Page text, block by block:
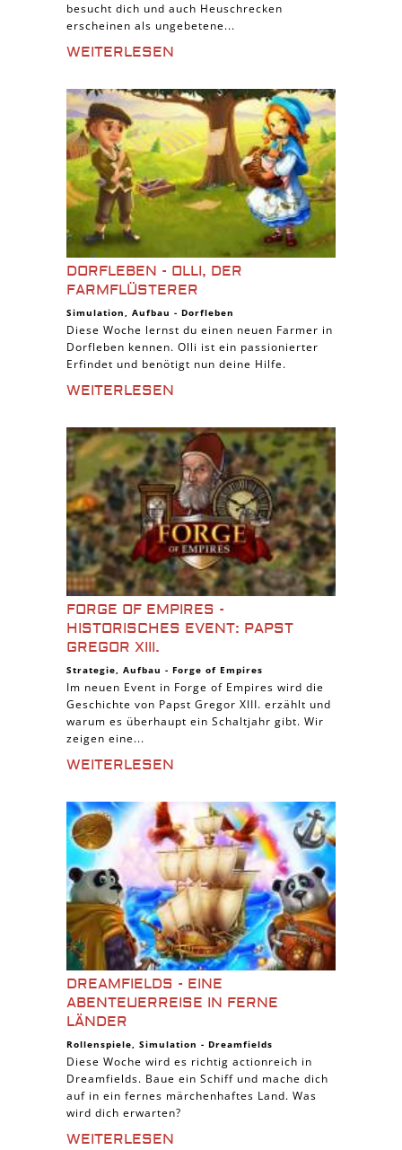
besucht dich und auch Heuschrecken
erscheinen als ungebetene...
WEITERLESEN
DORFLEBEN - OLLI, DER
FARMFLÜSTERER
Simulation, Aufbau - Dorfleben
Diese Woche lernst du einen neuen Farmer in
Dorfleben kennen. Olli ist ein passionierter
Erfindet und benötigt nun deine Hilfe.
WEITERLESEN
FORGE OF EMPIRES -
HISTORISCHES EVENT: PAPST
GREGOR XIII.
Strategie, Aufbau - Forge of Empires
Im neuen Event in Forge of Empires wird die
Geschichte von Papst Gregor XIII. erzählt und
warum es überhaupt ein Schaltjahr gibt. Wir
zeigen eine...
WEITERLESEN
DREAMFIELDS - EINE
ABENTEUERREISE IN FERNE
LÄNDER
Rollenspiele, Simulation - Dreamfields
Diese Woche wird es richtig actionreich in
Dreamfields. Baue ein Schiff und mache dich
auf in ein fernes märchenhaftes Land. Was
wird dich erwarten?
WEITERLESEN